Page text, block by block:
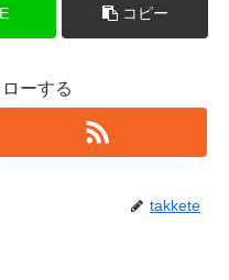
コピー
ーする
takkete